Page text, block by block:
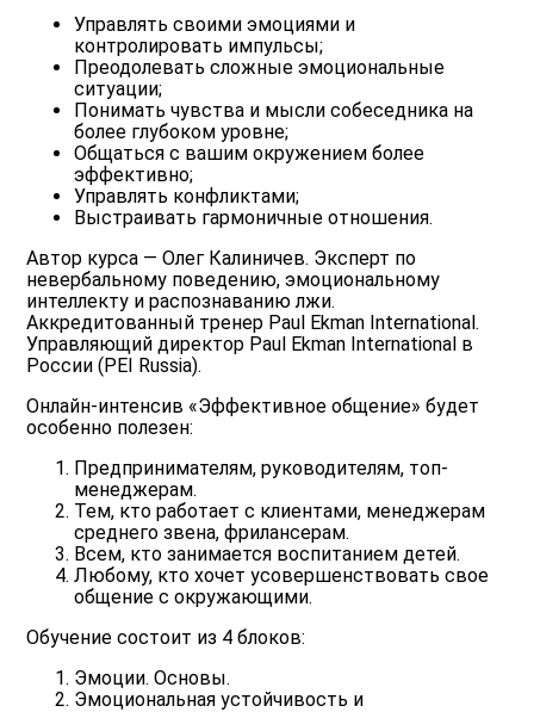
Управлять своими эмоциями и
контролировать импульсы;
Преодолевать сложные эмоциональные
ситуации;
Понимать чувства и мысли собеседника на
более глубоком уровне;
Общаться с вашим окружением более
эффективно;
Управлять конфликтами;
Выстраивать гармоничные отношения.
Автор курса — Олег Калиничев. Эксперт по
невербальному поведению, эмоциональному
интеллекту и распознаванию лжи.
Аккредитованный тренер Paul Ekman International.
Управляющий директор Paul Ekman International в
России (PEI Russia).
Онлайн-интенсив «Эффективное общение» будет
особенно полезен:
Предпринимателям, руководителям, топ-
менеджерам.
Тем, кто работает с клиентами, менеджерам
среднего звена, фрилансерам.
Всем, кто занимается воспитанием детей.
Любому, кто хочет усовершенствовать свое
общение с окружающими.
Обучение состоит из 4 блоков:
Эмоции. Основы.
Эмоциональная устойчивость и